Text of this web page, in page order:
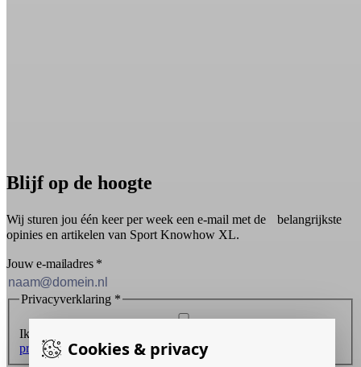
Cookies & privacy
Blijf op de hoogte
Wij sturen jou één keer per week een e-mail met de belangrijkste
opinies en artikelen van Sport Knowhow XL.
Jouw e-mailadres *
Privacyverklaring *
Ik ontvang graag de nieuwsbrief en ga akkoord met de
privacyverklaring.